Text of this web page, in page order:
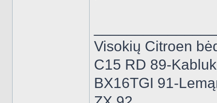
Visokių Citroen
C15 RD 89-
BX16TGI 91-